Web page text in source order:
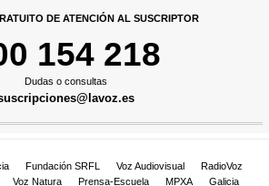
DE ATENCIÓN AL SUSCRIPTOR
154 218
Dudas o consultas
Fundación SRFL Voz Audiovisual
RadioVoz
Voz Natura Prensa-Escuela MPXA
Galicia